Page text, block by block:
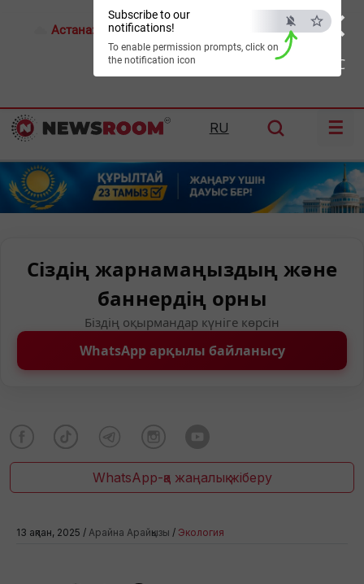
×
ESC
Subscribe to our
notifications!
To enable permission prompts, click on
the notification icon
Астана: 16°C Алматы: Шымкент:28°C
RU ☰
Сіздің жарнамаңыздың және
баннердің орны
Біздің оқырмандар күніге көрсін
WhatsApp арқылы байланысу
WhatsApp-қа жаңалық жіберу
13 ақпан, 2025 / Арайна Арайқызы / Экология